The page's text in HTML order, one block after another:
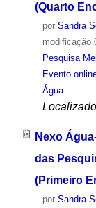
(Quarto
por Sandra
modificação
Pesquisa
Evento
Água
Nexo
das
(Primeiro
por Sandra